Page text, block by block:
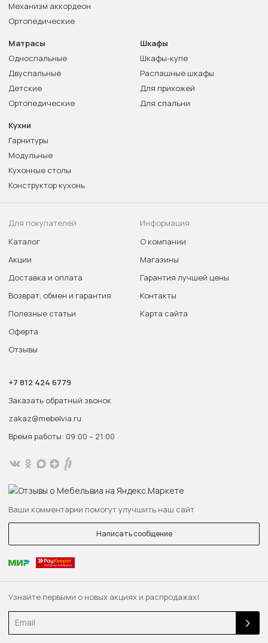
Узнайте первыми о новых акциях и распродажах!
Email
Механизм аккордеон
Ортопедические
Матрасы
Односпальные
Двуспальные
Детские
Ортопедические
Шкафы
Шкафы-купе
Распашные шкафы
Для прихожей
Для спальни
Кухни
Гарнитуры
Модульные
Кухонные столы
Конструктор кухонь
Для покупателей
Каталог
Акции
Доставка и оплата
Возврат, обмен и гарантия
Полезные статьи
Оферта
Отзывы
Информация
О компании
Магазины
Гарантия лучшей цены
Контакты
Карта сайта
+7 812 424 6779
Заказать обратный звонок
zakaz@mebelvia.ru
Время работы: 09:00 – 21:00
Ваши комментарии помогут улучшить наш сайт
Написать сообщение